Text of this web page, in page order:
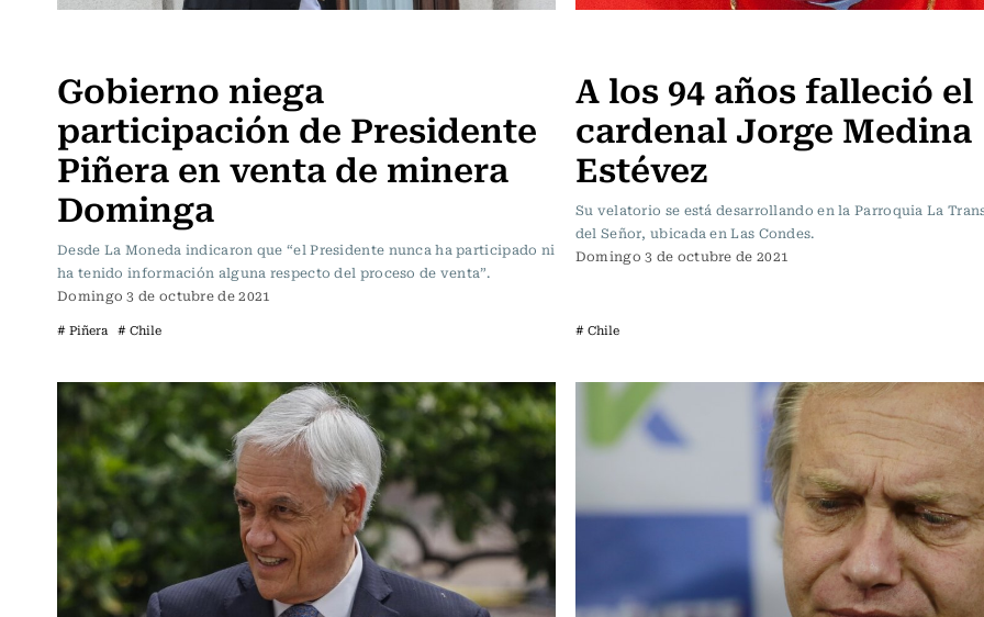
Gobierno niega
participación de Presidente
Piñera en venta de minera
Dominga
Desde La Moneda indicaron que “el Presidente nunca ha participado ni
ha tenido información alguna respecto del proceso de venta”.
Domingo 3 de octubre de 2021
# Piñera # Chile
A los 94 años falleció el
cardenal Jorge Medina
Estévez
Su velatorio se está desarrollando en la Parroquia La
del Señor, ubicada en Las Condes.
Domingo 3 de octubre de 2021
# Chile